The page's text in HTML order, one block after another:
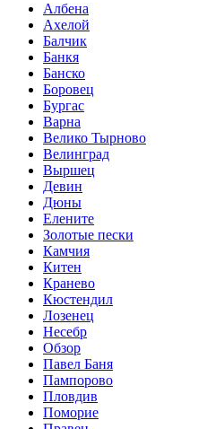
Албена
Ахелой
Балчик
Банкя
Банско
Боровец
Бургас
Варна
Велико Тырново
Велинград
Выршец
Девин
Дюны
Елените
Золотые пески
Камчия
Китен
Кранево
Кюстендил
Лозенец
Несебр
Обзор
Павел Баня
Пампорово
Пловдив
Поморие